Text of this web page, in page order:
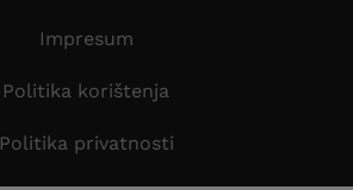
Impresum
Politika korištenja
Politika privatnosti